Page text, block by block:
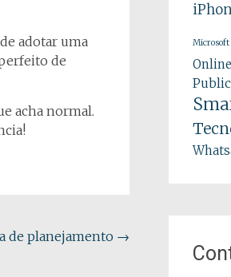
adotar uma
de
acha normal.
de planejamento →
Microsoft
Online